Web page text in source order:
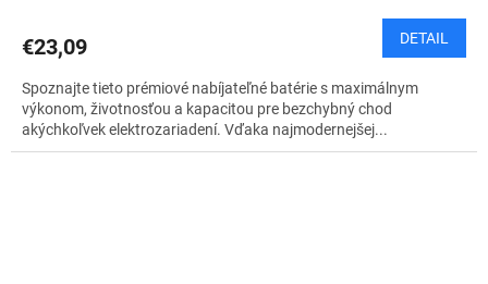
€23,09 DETAIL
Spoznajte tieto prémiové nabíjateľné batérie s maximálnym
výkonom, životnosťou a kapacitou pre bezchybný chod
akýchkoľvek elektrozariadení. Vďaka najmodernejšej...